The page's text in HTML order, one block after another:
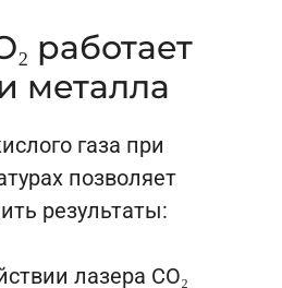
работает
металла
газа при
позволяет
результаты:
лазера CO₂